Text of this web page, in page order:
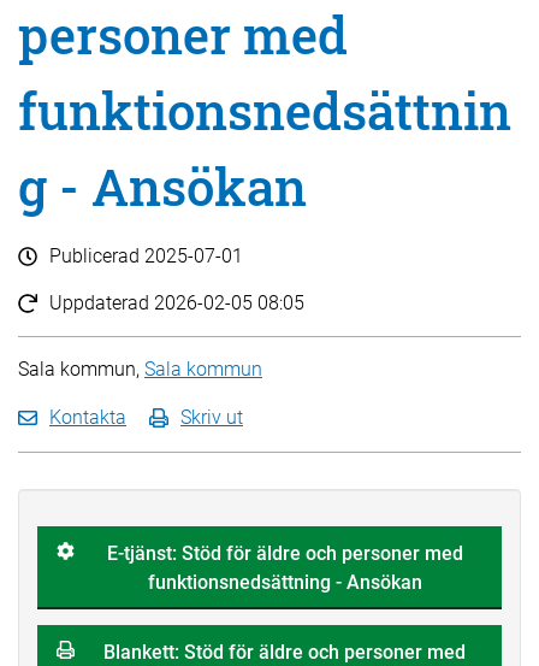
personer med
funktionsnedsättnin
g - Ansökan
Publicerad 2025-07-01
Uppdaterad 2026-02-05 08:05
Sala kommun, Sala kommun
Kontakta Skriv ut
E-tjänst: Stöd för äldre och personer med
funktionsnedsättning - Ansökan
Blankett: Stöd för äldre och personer med